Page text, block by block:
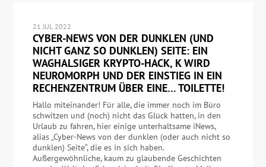
21 JUL 2022
CYBER-NEWS VON DER DUNKLEN (UND
NICHT GANZ SO DUNKLEN) SEITE: EIN
WAGHALSIGER KRYPTO-HACK, K WIRD
NEUROMORPH UND DER EINSTIEG IN EIN
RECHENZENTRUM ÜBER EINE… TOILETTE!
Hallo miteinander! Für alle, die immer noch im Büro
schwitzen und (noch) nicht das Glück hatten, in den
Urlaub zu fahren, hier einige unterhaltsame iNews,
alias „Cyber-News von der dunklen (oder auch nicht so
dunklen) Seite“, die es in sich haben.
Außergewöhnliche, kaum zu glaubende Geschichten